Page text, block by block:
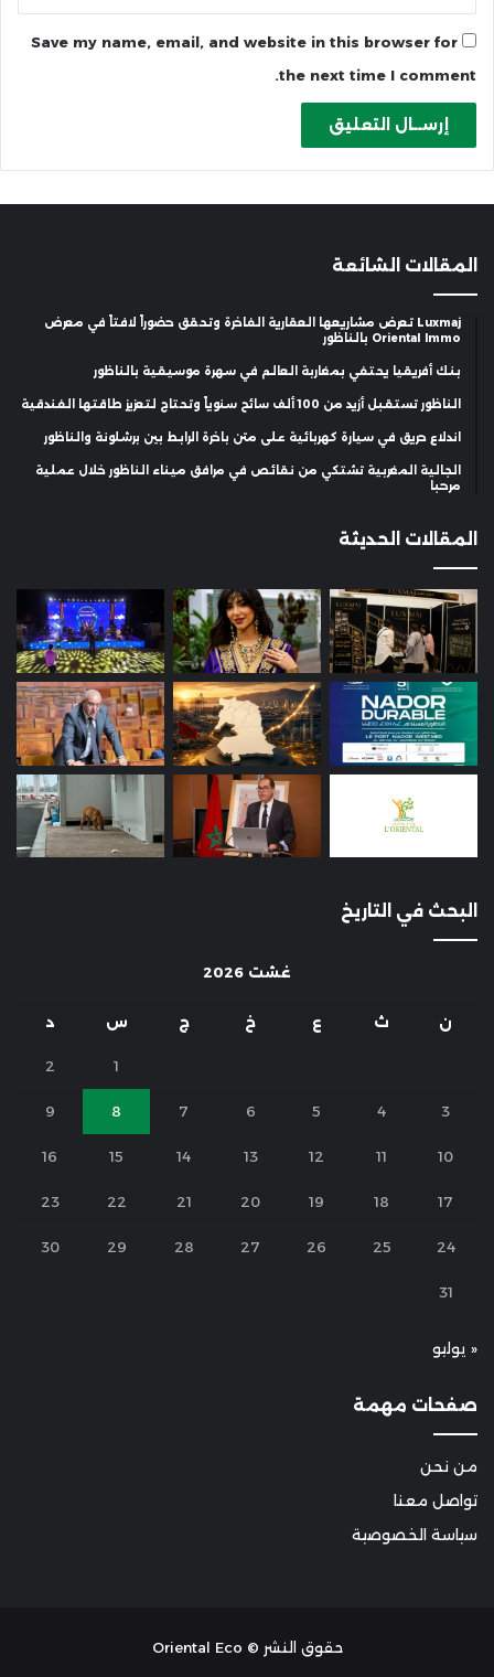
Save my name, email, and website in this browser for
the next time I comment.
المقالات الشائعة
Luxmaj تعرض مشاريعها العقارية الفاخرة وتحقق حضوراً لافتاً في معرض
Oriental Immo بالناظور
بنك أفريقيا يحتفي بمغاربة العالم في سهرة موسيقية بالناظور
الناظور تستقبل أزيد من 100 ألف سائح سنوياً وتحتاج لتعزيز طاقتها الفندقية
اندلاع حريق في سيارة كهربائية على متن باخرة الرابط بين برشلونة والناظور
الجالية المغربية تشتكي من نقائص في مرافق ميناء الناظور خلال عملية
مرحبا
المقالات الحديثة
البحث في التاريخ
غشت 2026
ن ث ع خ ج س د
1
2
3
4
5
6
7
8
9
10
11
12
13
14
15
16
17
18
19
20
21
22
23
24
25
26
27
28
29
30
31
« يوليو
صفحات مهمة
من نحن
تواصل معنا
سياسة الخصوصية
حقوق النشر © Oriental Eco